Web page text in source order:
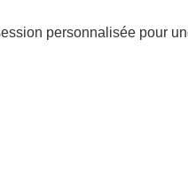
personnalisée pour